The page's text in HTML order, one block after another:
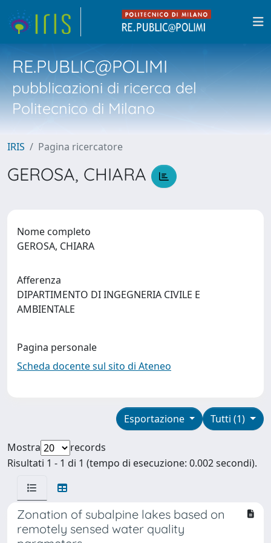
RE.PUBLIC@POLIMI
pubblicazioni di ricerca del
Politecnico di Milano
IRIS Pagina ricercatore
GEROSA, CHIARA
Nome completo
GEROSA, CHIARA
Afferenza
DIPARTIMENTO DI INGEGNERIA CIVILE E
AMBIENTALE
Pagina personale
Scheda docente sul sito di Ateneo
Tutti (1)
Esportazione
Mostra
records
Risultati 1 - 1 di 1 (tempo di esecuzione: 0.002 secondi).
Zonation of subalpine lakes based on
remotely sensed water quality